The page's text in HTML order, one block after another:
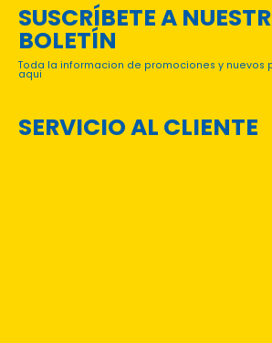
SUSCRÍBETE A
BOLETÍN
Toda la informacion de promociones y nuevos
aqui
SERVICIO AL CLIENTE